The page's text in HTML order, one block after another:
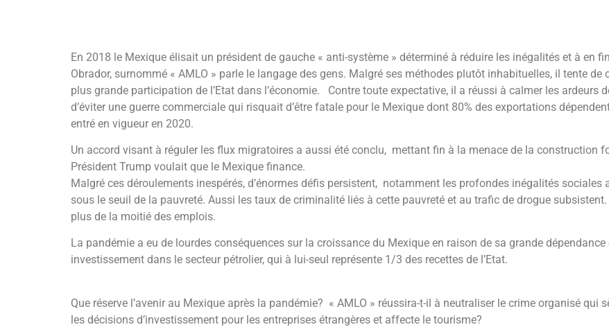
En 2018 le Mexique élisait un président de gauche « anti-système » déterminé à réduire les inégalités et à en
Obrador, surnommé « AMLO » parle le langage des gens. Malgré ses méthodes plutôt inhabituelles, il tente
plus grande participation de l’Etat dans l’économie. Contre toute expectative, il a réussi à calmer les ardeurs
d’éviter une guerre commerciale qui risquait d’être fatale pour le Mexique dont 80% des exportations
entré en vigueur en 2020.
Un accord visant à réguler les flux migratoires a aussi été conclu, mettant fin à la menace de la construction
Président Trump voulait que le Mexique finance.
Malgré ces déroulements inespérés, d’énormes défis persistent, notamment les profondes inégalités
sous le seuil de la pauvreté. Aussi les taux de criminalité liés à cette pauvreté et au trafic de drogue
plus de la moitié des emplois.
La pandémie a eu de lourdes conséquences sur la croissance du Mexique en raison de sa grande
investissement dans le secteur pétrolier, qui à lui-seul représente 1/3 des recettes de l’Etat.
Que réserve l’avenir au Mexique après la pandémie? « AMLO » réussira-t-il à neutraliser le crime organisé
les décisions d’investissement pour les entreprises étrangères et affecte le tourisme?